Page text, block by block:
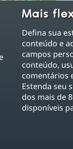
Mais
Defina sua
conteúdo e
campos
conteúdo,
comentários
Estenda seu
dos mais de
disponíveis